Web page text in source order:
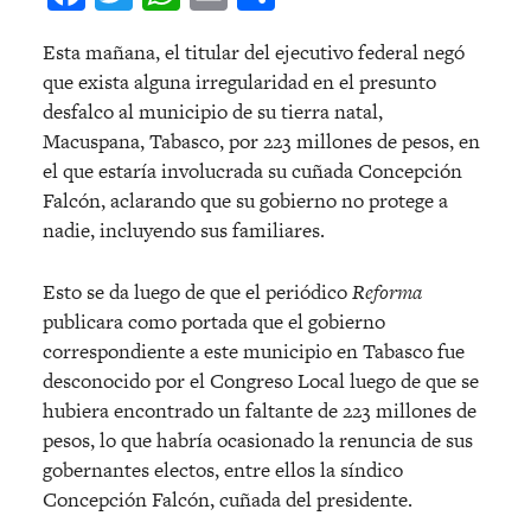
Esta mañana, el titular del ejecutivo federal negó
que exista alguna irregularidad en el presunto
desfalco al municipio de su tierra natal,
Macuspana, Tabasco, por 223 millones de pesos, en
el que estaría involucrada su cuñada Concepción
Falcón, aclarando que su gobierno no protege a
nadie, incluyendo sus familiares.
Esto se da luego de que el periódicoReforma
publicara como portada que el gobierno
correspondiente a este municipio en Tabasco fue
desconocido por el Congreso Local luego de que se
hubiera encontrado un faltante de 223 millones de
pesos, lo que habría ocasionado la renuncia de sus
gobernantes electos, entre ellos la síndico
Concepción Falcón, cuñada del presidente.